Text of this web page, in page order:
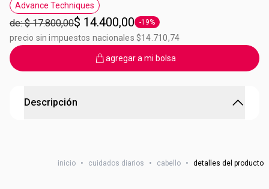
Etiqueta Advance Techniques
Advance Techniques
de: $ 17.800,00$ 14.400,00 Etiqueta -19%
-19%
precio sin impuestos nacionales $14.710,74
agregar a mi bolsa
Descripción
acondicionador de siempre ¡en su mejor versión! ¡Tu pelo
inicio • cuidados diarios • cabello • detalles del producto